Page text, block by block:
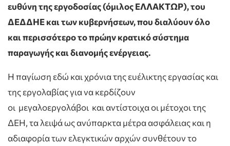
ευθύνη της εργοδοσίας (όμιλος ΕΛΛΑΚΤΩΡ), του
ΔΕΔΔΗΕ και των κυβερνήσεων, που διαλύουν όλο
και περισσότερο το πρώην κρατικό σύστημα
παραγωγής και διανομής ενέργειας.
Η παγίωση εδώ και χρόνια της ευέλικτης εργασίας και
της εργολαβίας για να κερδίζουν
οι μεγαλοεργολάβοι και αντίστοιχα οι μέτοχοι της
ΔΕΗ, τα λειψά ως ανύπαρκτα μέτρα ασφάλειας και η
αδιαφορία των ελεγκτικών αρχών συνθέτουν το